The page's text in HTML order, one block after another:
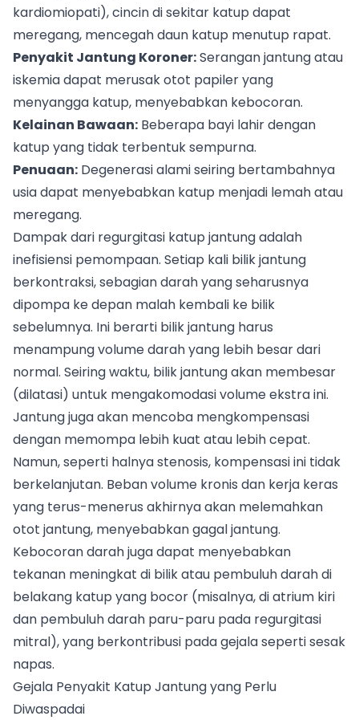
kardiomiopati), cincin di sekitar katup dapat
meregang, mencegah daun katup menutup rapat.
Penyakit Jantung Koroner:Serangan jantung atau
iskemia dapat merusak otot papiler yang
menyangga katup, menyebabkan kebocoran.
Kelainan Bawaan: Beberapa bayi lahir dengan
katup yang tidak terbentuk sempurna.
Penuaan: Degenerasi alami seiring bertambahnya
usia dapat menyebabkan katup menjadi lemah atau
meregang.
Dampak dari regurgitasi katup jantung adalah
inefisiensi pemompaan. Setiap kali bilik jantung
berkontraksi, sebagian darah yang seharusnya
dipompa ke depan malah kembali ke bilik
sebelumnya. Ini berarti bilik jantung harus
menampung volume darah yang lebih besar dari
normal. Seiring waktu, bilik jantung akan membesar
(dilatasi) untuk mengakomodasi volume ekstra ini.
Jantung juga akan mencoba mengkompensasi
dengan memompa lebih kuat atau lebih cepat.
Namun, seperti halnya stenosis, kompensasi ini tidak
berkelanjutan. Beban volume kronis dan kerja keras
yang terus-menerus akhirnya akan melemahkan
otot jantung, menyebabkan gagal jantung.
Kebocoran darah juga dapat menyebabkan
tekanan meningkat di bilik atau pembuluh darah di
belakang katup yang bocor (misalnya, di atrium kiri
dan pembuluh darah paru-paru pada regurgitasi
mitral), yang berkontribusi pada gejala seperti sesak
napas.
Gejala Penyakit Katup Jantung yang Perlu
Diwaspadai